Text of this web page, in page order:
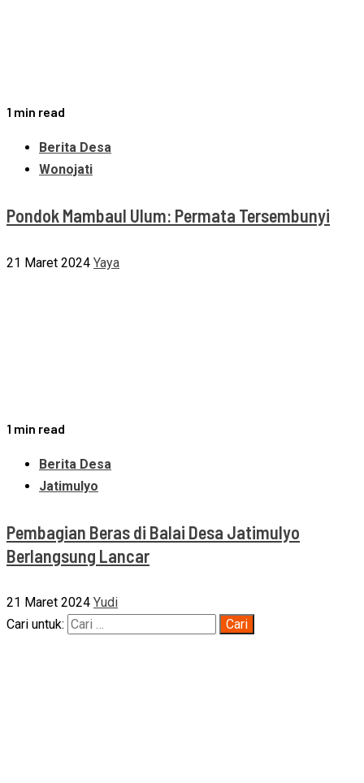
1 min read
Berita Desa
Wonojati
Pondok Mambaul Ulum: Permata Tersembunyi
21 Maret 2024 Yaya
1 min read
Berita Desa
Jatimulyo
Pembagian Beras di Balai Desa Jatimulyo
Berlangsung Lancar
21 Maret 2024 Yudi
Cari untuk: